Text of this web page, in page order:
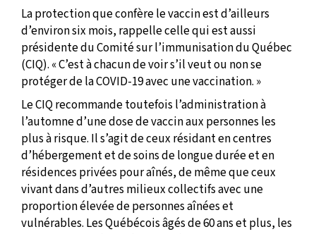
La protection que confère le vaccin est d’ailleurs
d’environ six mois, rappelle celle qui est aussi
présidente du Comité sur l’immunisation du Québec
(CIQ). « C’est à chacun de voir s’il veut ou non se
protéger de la COVID-19 avec une vaccination. »
Le CIQ recommande toutefois l’administration à
l’automne d’une dose de vaccin aux personnes les
plus à risque. Il s’agit de ceux résidant en centres
d’hébergement et de soins de longue durée et en
résidences privées pour aînés, de même que ceux
vivant dans d’autres milieux collectifs avec une
proportion élevée de personnes aînées et
vulnérables. Les Québécois âgés de 60 ans et plus, les